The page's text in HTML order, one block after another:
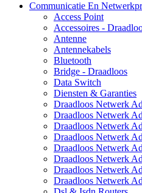
Communicatie En
Access Point
Accessoires -
Antenne
Antennekabels
Bluetooth
Bridge - Draadloos
Data Switch
Diensten & Garanties
Draadloos Netwerk
Draadloos Netwerk
Draadloos Netwerk
Draadloos Netwerk
Draadloos Netwerk
Draadloos Netwerk
Draadloos Netwerk
Draadloos Netwerk